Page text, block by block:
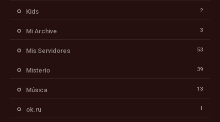
Kids 2
Mi Archive 3
Mis Servidores 53
Misterio 39
Música 13
ok.ru 1